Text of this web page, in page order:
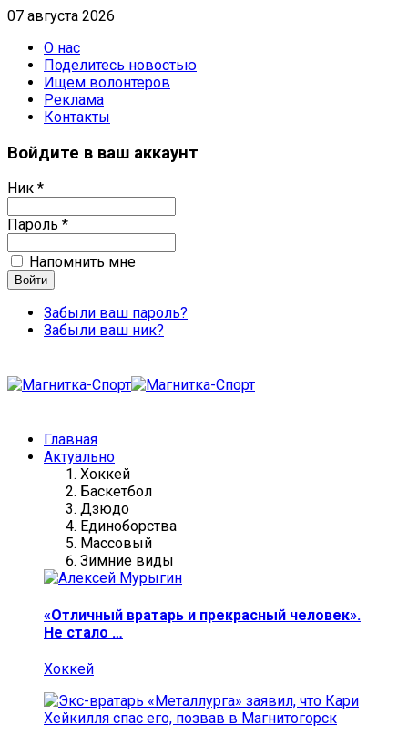
07 августа 2026
О нас
Поделитесь новостью
Ищем волонтеров
Реклама
Контакты
Войдите в ваш аккаунт
Ник *
Пароль *
Напомнить мне
Забыли ваш пароль?
Забыли ваш ник?
Главная
Актуально
Хоккей
Баскетбол
Дзюдо
Единоборства
Массовый
Зимние виды
«Отличный вратарь и прекрасный человек».
Не стало …
Хоккей